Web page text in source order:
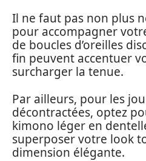
Il ne faut pas non plus
pour accompagner
de boucles d’oreilles
fin peuvent accentuer
surcharger la tenue.
Par ailleurs, pour les
décontractées, optez
kimono léger en
superposer votre look
dimension élégante.